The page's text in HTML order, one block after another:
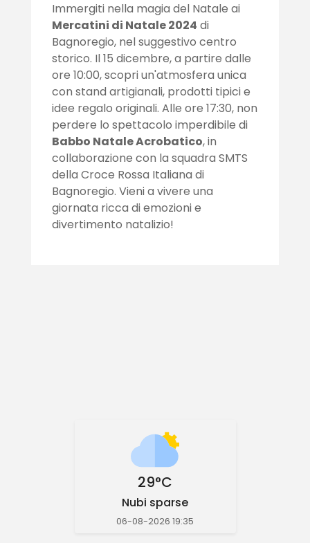
Immergiti nella magia del Natale ai
Mercatini di Natale 2024 di
Bagnoregio, nel suggestivo centro
storico. Il 15 dicembre, a partire dalle
ore 10:00, scopri un'atmosfera unica
con stand artigianali, prodotti tipici e
idee regalo originali. Alle ore 17:30, non
perdere lo spettacolo imperdibile di
Babbo Natale Acrobatico, in
collaborazione con la squadra SMTS
della Croce Rossa Italiana di
Bagnoregio. Vieni a vivere una
giornata ricca di emozioni e
divertimento natalizio!
29°C
Nubi sparse
06-08-2026 19:35